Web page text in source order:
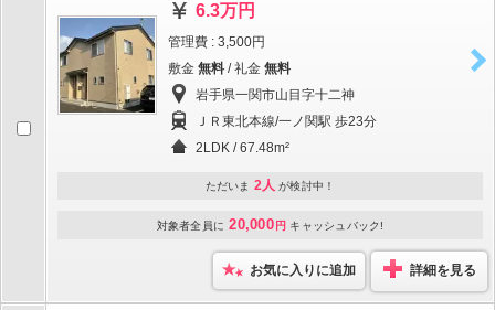
6.3万円
管理費 : 3,500円
敷金 無料 / 礼金 無料
岩手県一関市山目字十二神
ＪＲ東北本線/一ノ関駅 歩23分
2LDK / 67.48m²
ただいま 2人 が検討中！
対象者全員に 20,000 円 キャッシュバック!
お気に入りに追加 詳細を見る